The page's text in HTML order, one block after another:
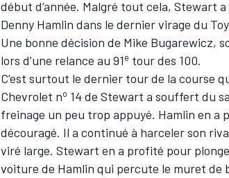
début d’année. Malgré tout cela, Stewart
Denny Hamlin dans le dernier virage du
Une bonne décision de Mike Bugarewicz,
lors d’une relance au 91e tour des 100.
C’est surtout le dernier tour de la course
Chevrolet no 14 de Stewart a souffert du
freinage un peu trop appuyé. Hamlin en a
découragé. Il a continué à harceler son
viré large. Stewart en a profité pour
voiture de Hamlin qui percute le muret de